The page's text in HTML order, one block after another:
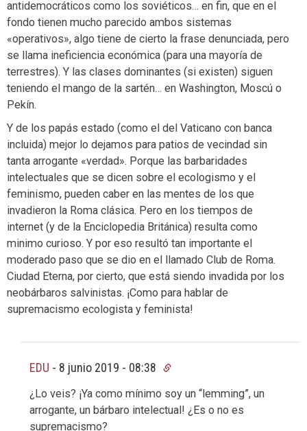
antidemocráticos como los soviéticos… en fin, que en el
fondo tienen mucho parecido ambos sistemas
«operativos», algo tiene de cierto la frase denunciada, pero
se llama ineficiencia económica (para una mayoría de
terrestres). Y las clases dominantes (si existen) siguen
teniendo el mango de la sartén… en Washington, Moscú o
Pekín.
Y de los papás estado (como el del Vaticano con banca
incluida) mejor lo dejamos para patios de vecindad sin
tanta arrogante «verdad». Porque las barbaridades
intelectuales que se dicen sobre el ecologismo y el
feminismo, pueden caber en las mentes de los que
invadieron la Roma clásica. Pero en los tiempos de
internet (y de la Enciclopedia Británica) resulta como
minimo curioso. Y por eso resultó tan importante el
moderado paso que se dio en el llamado Club de Roma.
Ciudad Eterna, por cierto, que está siendo invadida por los
neobárbaros salvinistas. ¡Como para hablar de
supremacismo ecologista y feminista!
EDU - 8 junio 2019 - 08:38
¿Lo veis? ¡Ya como mínimo soy un “lemming”, un
arrogante, un bárbaro intelectual! ¿Es o no es
supremacismo?